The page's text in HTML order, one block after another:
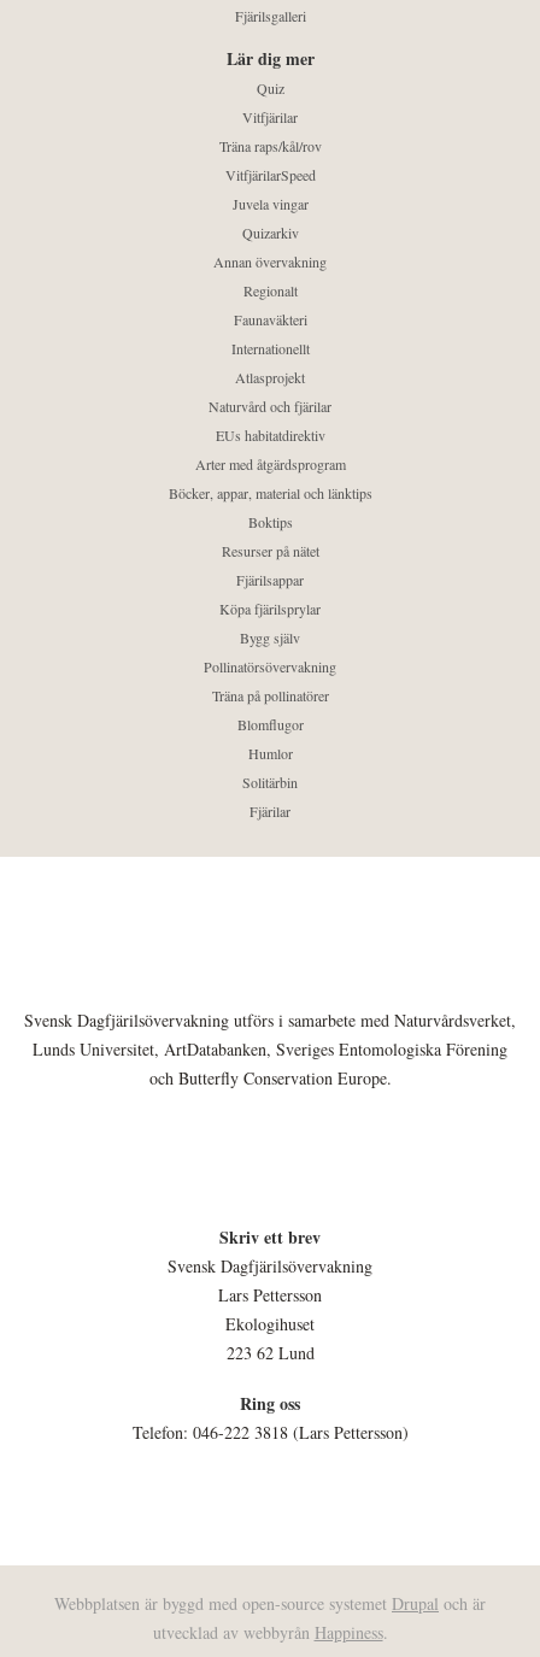
Fjärilsgalleri
Lär dig mer
Quiz
Vitfjärilar
Träna raps/kål/rov
VitfjärilarSpeed
Juvela vingar
Quizarkiv
Annan övervakning
Regionalt
Faunaväkteri
Internationellt
Atlasprojekt
Naturvård och fjärilar
EUs habitatdirektiv
Arter med åtgärdsprogram
Böcker, appar, material och länktips
Boktips
Resurser på nätet
Fjärilsappar
Köpa fjärilsprylar
Bygg själv
Pollinatörsövervakning
Träna på pollinatörer
Blomflugor
Humlor
Solitärbin
Fjärilar
Svensk Dagfjärilsövervakning utförs i samarbete med Naturvårdsverket,
Lunds Universitet, ArtDatabanken, Sveriges Entomologiska Förening
och Butterfly Conservation Europe.
Skriv ett brev
Svensk Dagfjärilsövervakning
Lars Pettersson
Ekologihuset
223 62 Lund
Ring oss
Telefon: 046-222 3818 (Lars Pettersson)
Webbplatsen är byggd med open-source systemet Drupal och är
utvecklad av webbyrån Happiness.